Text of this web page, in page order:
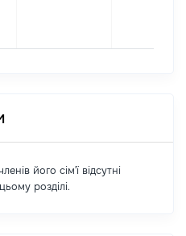
його сім'ї відсутні
розділі.